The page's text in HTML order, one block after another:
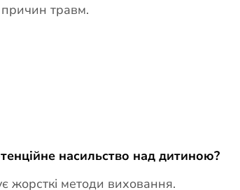
причин травм.
насильство над дитиною?
жорсткі методи виховання.